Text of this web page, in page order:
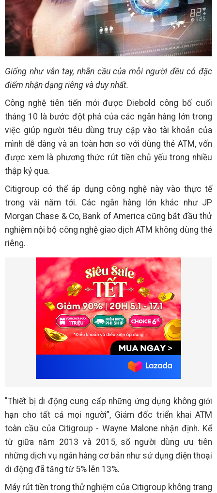
Giống như vân tay, nhãn cầu của mỗi người đều có đặc
điểm nhận dạng riêng và duy nhất.
Công nghệ tiên tiến mới được Diebold công bố cuối
tháng 10 là bước đột phá của các ngân hàng lớn trong
việc giúp người tiêu dùng truy cập vào tài khoản của
mình dễ dàng và an toàn hơn so với dùng thẻ ATM, vốn
được xem là phương thức rút tiền chủ yếu trong nhiều
thập kỷ qua.
Citigroup có thể áp dụng công nghệ này vào thực tế
trong vài năm tới. Các ngân hàng lớn khác như JP
Morgan Chase & Co, Bank of America cũng bắt đầu thử
nghiệm nội bộ công nghệ giao dịch ATM không dùng thẻ
riêng.
"Thiết bị di động cung cấp những ứng dụng không giới
hạn cho tất cả mọi người”, Giám đốc triển khai ATM
toàn cầu của Citigroup - Wayne Malone nhận định. Kể
từ giữa năm 2013 và 2015, số người dùng ưu tiên
những dịch vụ ngân hàng cơ bản như sử dụng điện thoại
di động đã tăng từ 5% lên 13%.
Máy rút tiền trong thử nghiệm của Citigroup không trang